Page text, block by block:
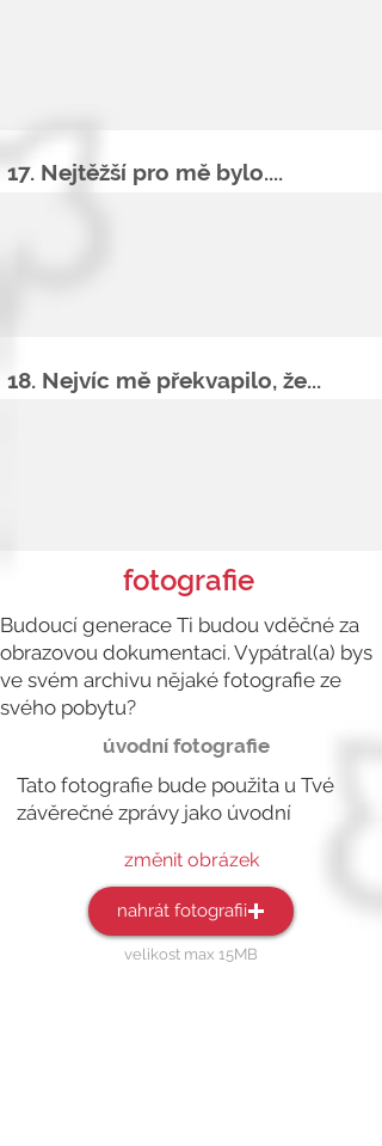
17. Nejtěžší pro mě bylo....
18. Nejvíc mě překvapilo, že...
fotografie
Budoucí generace Ti budou vděčné za
obrazovou dokumentaci. Vypátral(a) bys
ve svém archivu nějaké fotografie ze
svého pobytu?
úvodní fotografie
Tato fotografie bude použita u Tvé
závěrečné zprávy jako úvodní
změnit obrázek
nahrát fotografii
velikost max 15MB